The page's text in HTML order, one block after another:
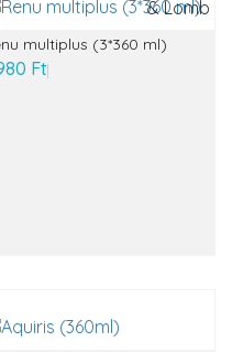
multiplus (3*360 ml)
Ft